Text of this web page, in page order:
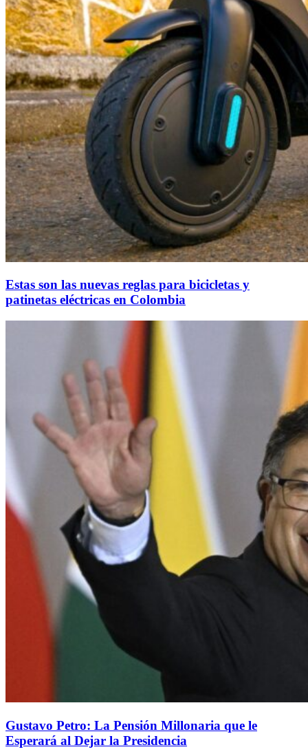
Estas son las nuevas reglas para bicicletas y
patinetas eléctricas en Colombia
Gustavo Petro: La Pensión Millonaria que le
Esperará al Dejar la Presidencia